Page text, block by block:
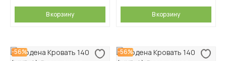
В корзину В корзину
-56% -56%